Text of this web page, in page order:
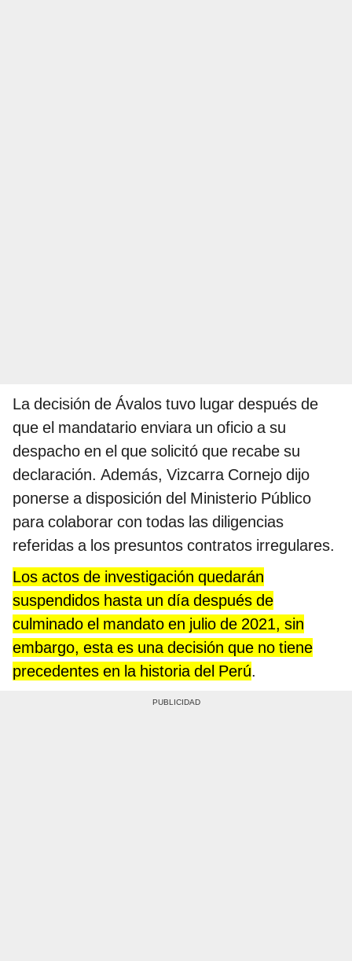
La decisión de Ávalos tuvo lugar después de
que el mandatario enviara un oficio a su
despacho en el que solicitó que recabe su
declaración. Además, Vizcarra Cornejo dijo
ponerse a disposición del Ministerio Público
para colaborar con todas las diligencias
referidas a los presuntos contratos irregulares.
Los actos de investigación quedarán
suspendidos hasta un día después de
culminado el mandato en julio de 2021, sin
embargo, esta es una decisión que no tiene
precedentes en la historia del Perú.